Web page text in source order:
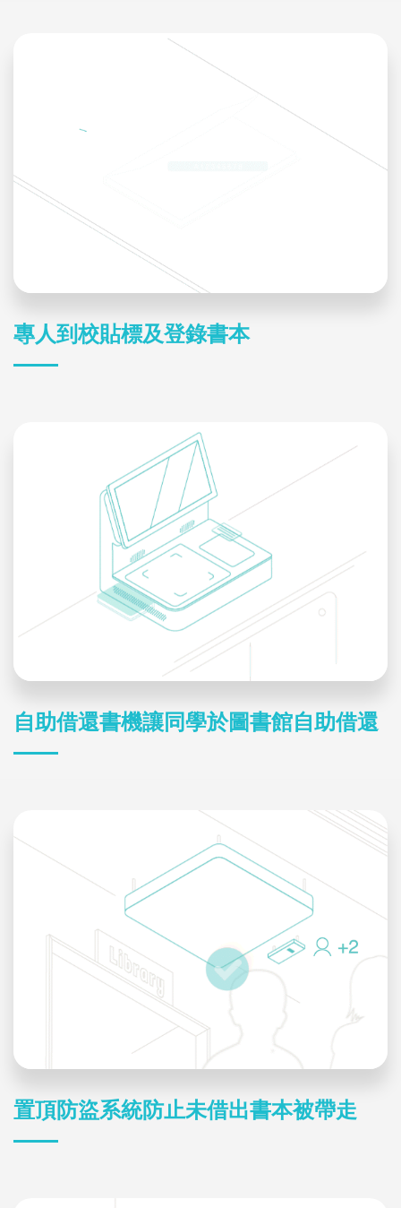
專人到校貼標及登錄書本
自助借還書機讓同學於圖書館自助借還
置頂防盜系統防止未借出書本被帶走